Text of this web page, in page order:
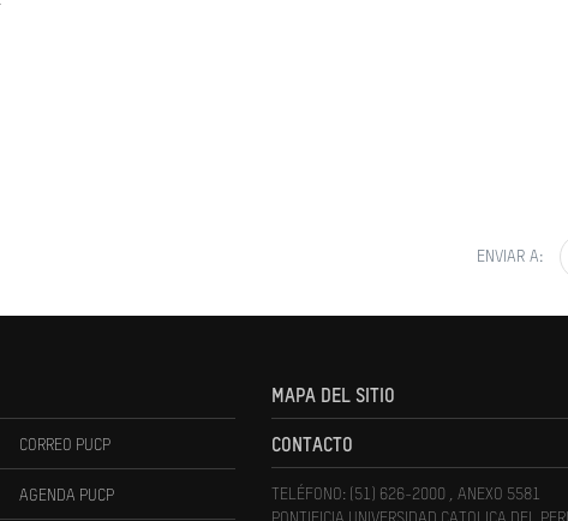
ENVIAR A:
CORREO PUCP
AGENDA PUCP
MAPA DEL SITIO
CONTACTO
TELÉFONO: (51) 626-2000 , ANEXO 5581